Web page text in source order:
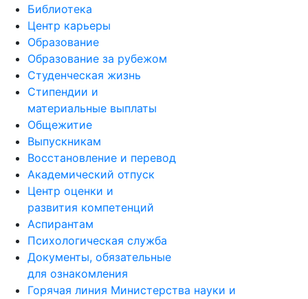
Первокурсникам
Библиотека
Центр карьеры
Образование
Образование за рубежом
Студенческая жизнь
Стипендии и
материальные выплаты
Общежитие
Выпускникам
Восстановление и перевод
Академический отпуск
Центр оценки и
развития компетенций
Аспирантам
Психологическая служба
Документы, обязательные
для ознакомления